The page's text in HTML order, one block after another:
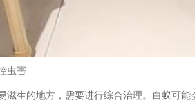
虫害
滋生的地方，需要进行综合治理。白蚁可